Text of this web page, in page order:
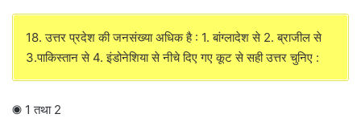
18. उत्तर प्रदेश की जनसंख्या अधिक है : 1. बांग्लादेश से 2. ब्राजील से
3.पाकिस्तान से 4. इंडोनेशिया से नीचे दिए गए कूट से सही उत्तर चुनिए :
◉ 1 तथा 2